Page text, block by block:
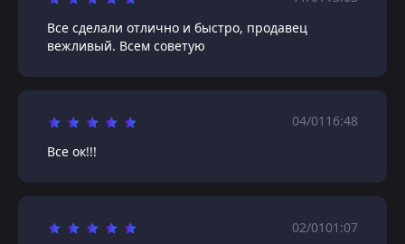
Все сделали отлично и быстро, продавец
вежливый. Всем советую
04/01 16:48
Все ок!!!
02/0101:07